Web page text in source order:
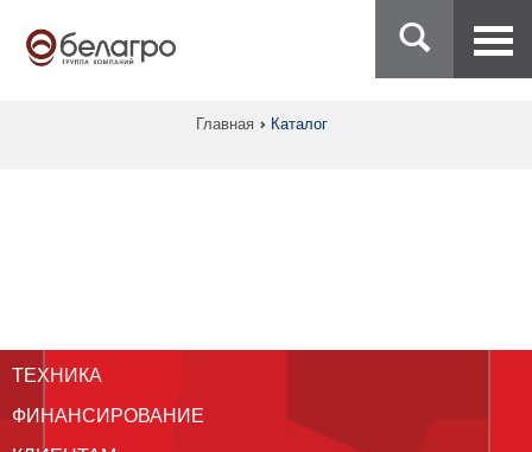
Главная Каталог
ТЕХНИКА
ФИНАНСИРОВАНИЕ